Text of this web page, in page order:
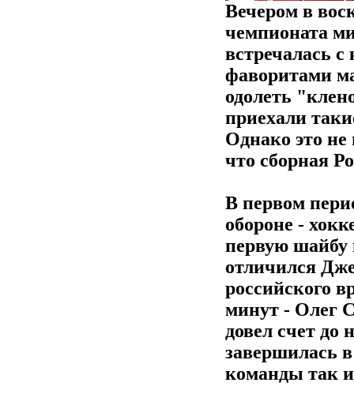
Вечером в
чемпионата
встречалась
фаворитами
одолеть
приехали
Однако это
что сборная
В первом
обороне -
первую шайбу
отличился
российского
минут - Олег
довел счет до
завершилась
команды так